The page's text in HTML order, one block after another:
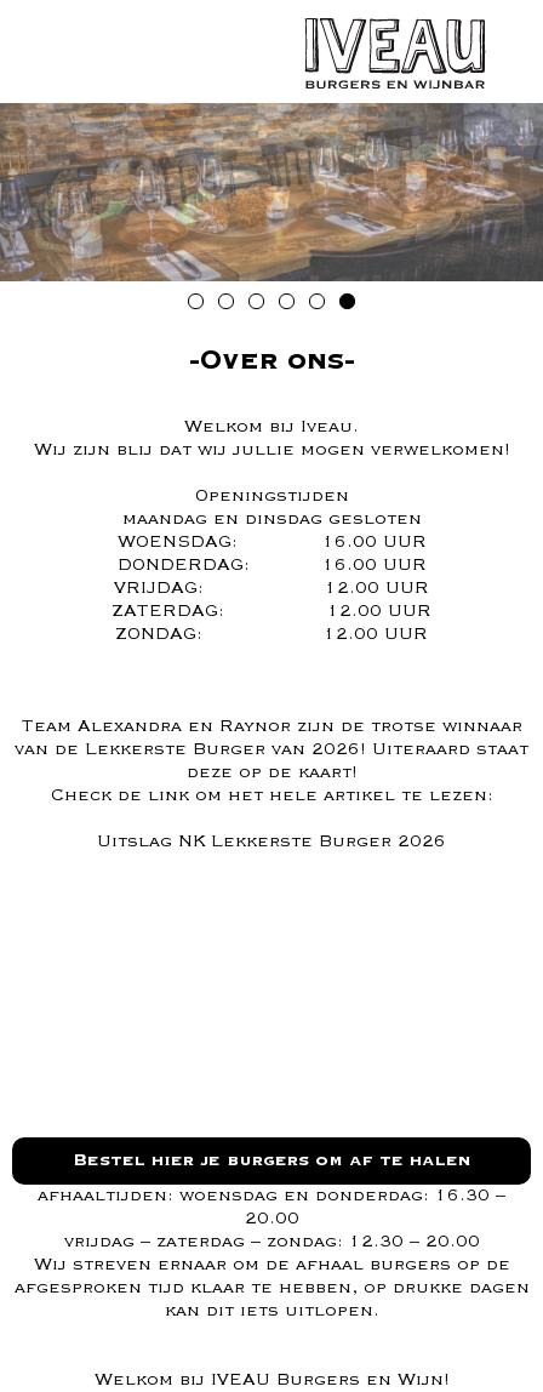
Over ons
Welkom bij Iveau.
Wij zijn blij dat wij jullie mogen verwelkomen!
Openingstijden
maandag en dinsdag gesloten
WOENSDAG: 16.00 UUR
DONDERDAG: 16.00 UUR
VRIJDAG: 12.00 UUR
ZATERDAG: 12.00 UUR
ZONDAG: 12.00 UUR
Team Alexandra en Raynor zijn de trotse winnaar
van de Lekkerste Burger van 2026! Uiteraard staat
deze op de kaart!
Check de link om het hele artikel te lezen:
Uitslag NK Lekkerste Burger 2026
Bestel hier je burgers om af te halen
afhaaltijden: woensdag en donderdag: 16.30 –
20.00
vrijdag – zaterdag – zondag: 12.30 – 20.00
Wij streven ernaar om de afhaal burgers op de
afgesproken tijd klaar te hebben, op drukke dagen
kan dit iets uitlopen.
Welkom bij IVEAU Burgers en Wijn!